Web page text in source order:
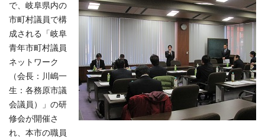
で、岐阜県内の
市町村議員で構
成される「岐阜
青年市町村議員
ネットワーク
（会長：川嶋一
生：各務原市議
会議員）」の研
修会が開催さ
れ、本市の職員